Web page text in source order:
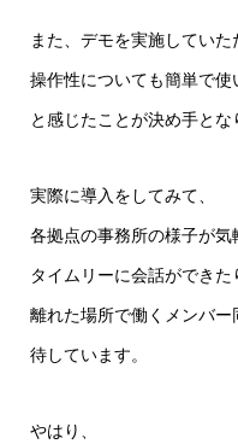
また、デモを実施していた
操作性についても簡単で使
と感じたことが決め手とな
実際に導入をしてみて、
各拠点の事務所の様子が気
タイムリーに会話ができた
離れた場所で働くメンバ
待しています。
やはり、